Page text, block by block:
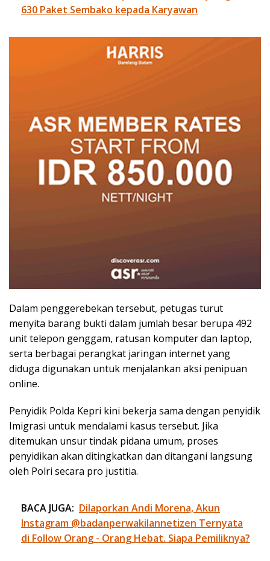
630 Paket Sembako kepada Karyawan
Dalam penggerebekan tersebut, petugas turut
menyita barang bukti dalam jumlah besar berupa 492
unit telepon genggam, ratusan komputer dan laptop,
serta berbagai perangkat jaringan internet yang
diduga digunakan untuk menjalankan aksi penipuan
online.
Penyidik Polda Kepri kini bekerja sama dengan penyidik
Imigrasi untuk mendalami kasus tersebut. Jika
ditemukan unsur tindak pidana umum, proses
penyidikan akan ditingkatkan dan ditangani langsung
oleh Polri secara pro justitia.
BACA JUGA: Dilaporkan Andi Morena, Akun
Instagram @badanperwakilannetizen Ternyata
di Follow Orang - Orang Hebat. Siapa Pemiliknya?